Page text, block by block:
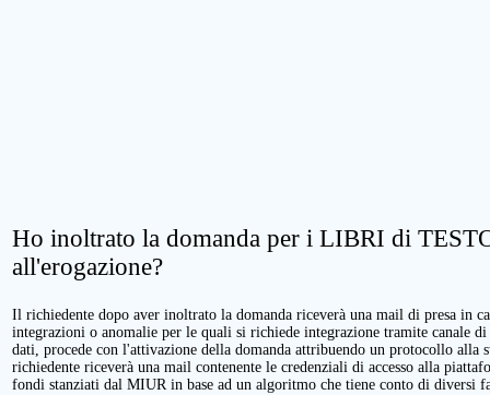
Ho inoltrato la domanda per i LIBRI di
all'erogazione?
Il richiedente dopo aver inoltrato la domanda riceverà una mail di presa in
integrazioni o anomalie per le quali si richiede integrazione tramite canale
dati, procede con l'attivazione della domanda attribuendo un protocollo alla
richiedente riceverà una mail contenente le credenziali di accesso alla
fondi stanziati dal MIUR in base ad un algoritmo che tiene conto di diversi